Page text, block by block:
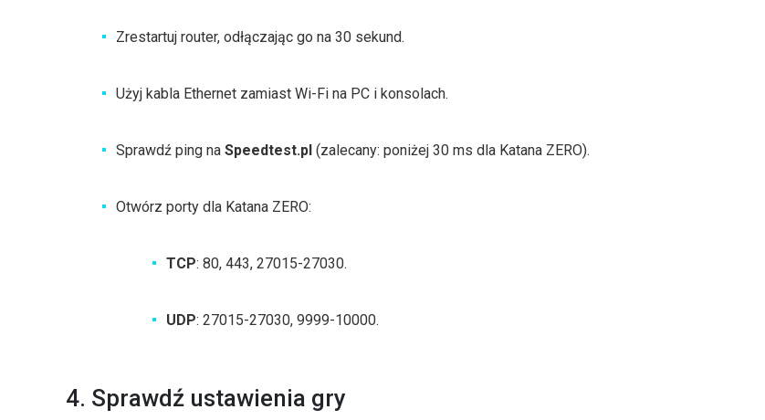
Zrestartuj router, odłączając go na 30 sekund.
Użyj kabla Ethernet zamiast Wi-Fi na PC i konsolach.
Sprawdź ping na Speedtest.pl (zalecany: poniżej 30 ms dla Katana ZERO).
Otwórz porty dla Katana ZERO:
TCP: 80, 443, 27015-27030.
UDP: 27015-27030, 9999-10000.
4. Sprawdź ustawienia gry